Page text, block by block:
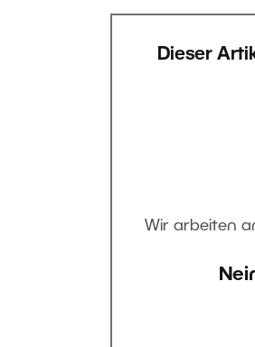
Dieser
Wir arbeiten